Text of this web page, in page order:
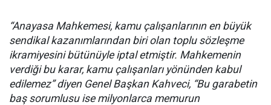
“Anayasa Mahkemesi, kamu çalışanlarının en büyük
sendikal kazanımlarından biri olan toplu sözleşme
ikramiyesini bütünüyle iptal etmiştir. Mahkemenin
verdiği bu karar, kamu çalışanları yönünden kabul
edilemez” diyen Genel Başkan Kahveci, “Bu garabetin
baş sorumlusu ise milyonlarca memurun